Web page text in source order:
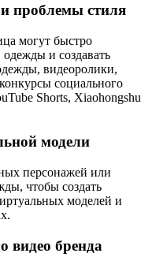
проблемы стиля
могут быстро
и создавать
видеоролики,
социального
Shorts, Xiaohongshu
модели
персонажей или
чтобы создать
моделей и
видео бренда